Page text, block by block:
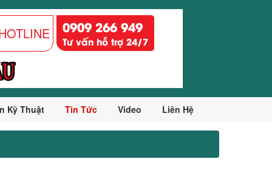
0909 266 949
Tư vấn hỗ trợ 24/7
Kỹ Thuật Tin Tức Video Liên Hệ